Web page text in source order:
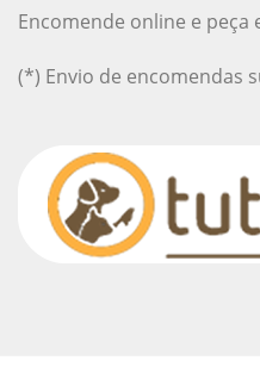
Encomende online e peça
(*) Envio de encomendas